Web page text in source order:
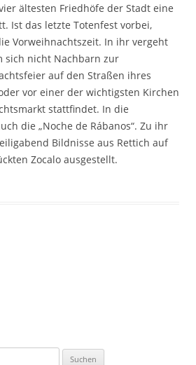
ältesten Friedhöfe der Stadt eine
Ist das letzte Totenfest vorbei,
Vorweihnachtszeit. In ihr vergeht
sich nicht Nachbarn zur
auf den Straßen ihres
vor einer der wichtigsten Kirchen
stattfindet. In die
die „Noche de Rábanos“. Zu ihr
Bildnisse aus Rettich auf
Zocalo ausgestellt.